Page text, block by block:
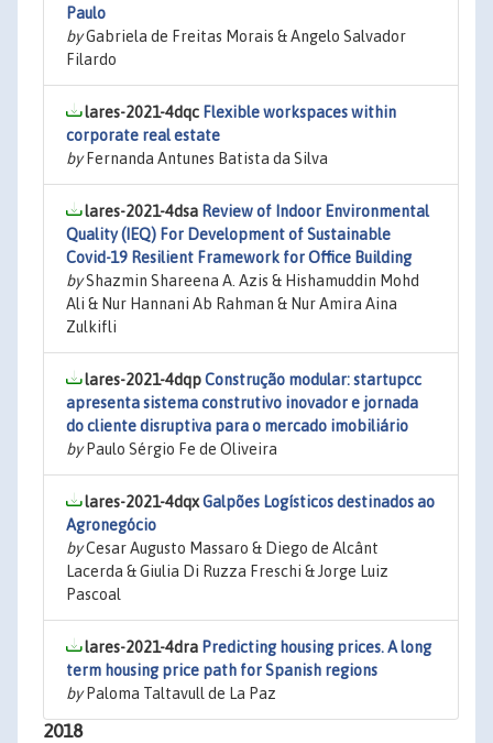
Paulo
byGabriela de Freitas Morais & Angelo Salvador
Filardo
lares-2021-4dqc Flexible workspaces within
corporate real estate
byFernanda Antunes Batista da Silva
lares-2021-4dsa Review of Indoor Environmental
Quality (IEQ) For Development of Sustainable
Covid-19 Resilient Framework for Office Building
byShazmin Shareena A. Azis & Hishamuddin Mohd
Ali & Nur Hannani Ab Rahman & Nur Amira Aina
Zulkifli
lares-2021-4dqpConstrução modular: startupcc
apresenta sistema construtivo inovador e jornada
do cliente disruptiva para o mercado imobiliário
byPaulo Sérgio Fe de Oliveira
lares-2021-4dqxGalpões Logísticos destinados ao
Agronegócio
byCesar Augusto Massaro & Diego de Alcânt
Lacerda & Giulia Di Ruzza Freschi & Jorge Luiz
Pascoal
lares-2021-4dra Predicting housing prices. A long
term housing price path for Spanish regions
byPaloma Taltavull de La Paz
2018